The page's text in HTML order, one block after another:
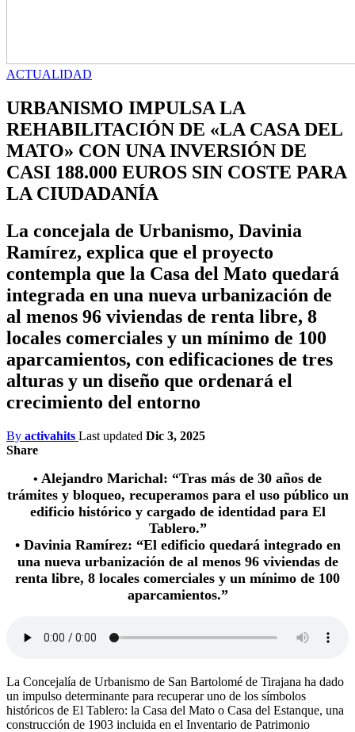
ACTUALIDAD
URBANISMO IMPULSA LA
REHABILITACIÓN DE «LA CASA DEL
MATO» CON UNA INVERSIÓN DE
CASI 188.000 EUROS SIN COSTE PARA
LA CIUDADANÍA
La concejala de Urbanismo, Davinia
Ramírez, explica que el proyecto
contempla que la Casa del Mato quedará
integrada en una nueva urbanización de
al menos 96 viviendas de renta libre, 8
locales comerciales y un mínimo de 100
aparcamientos, con edificaciones de tres
alturas y un diseño que ordenará el
crecimiento del entorno
By activahits Last updated Dic 3, 2025
Share
• Alejandro Marichal: “Tras más de 30 años de
trámites y bloqueo, recuperamos para el uso público un
edificio histórico y cargado de identidad para El
Tablero.”
• Davinia Ramírez: “El edificio quedará integrado en
una nueva urbanización de al menos 96 viviendas de
renta libre, 8 locales comerciales y un mínimo de 100
aparcamientos.”
La Concejalía de Urbanismo de San Bartolomé de Tirajana ha dado
un impulso determinante para recuperar uno de los símbolos
históricos de El Tablero: la Casa del Mato o Casa del Estanque, una
construcción de 1903 incluida en el Inventario de Patrimonio